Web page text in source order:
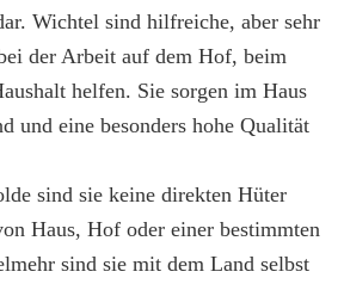
Wichtel sind hilfreiche, aber sehr
der Arbeit auf dem Hof, beim
helfen. Sie sorgen im Haus
und eine besonders hohe Qualität
sind sie keine direkten Hüter
Haus, Hof oder einer bestimmten
sind sie mit dem Land selbst